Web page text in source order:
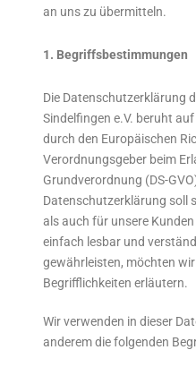
an uns zu übermitteln.
1. Begriffsbestimmungen
Die Datenschutzerklärung
Sindelfingen e.V. beruht
durch den Europäischen
Verordnungsgeber beim
Grundverordnung (DS-
Datenschutzerklärung soll
als auch für unsere
einfach lesbar und
gewährleisten, möchten
Begrifflichkeiten erläutern.
Wir verwenden in dieser
anderem die folgenden